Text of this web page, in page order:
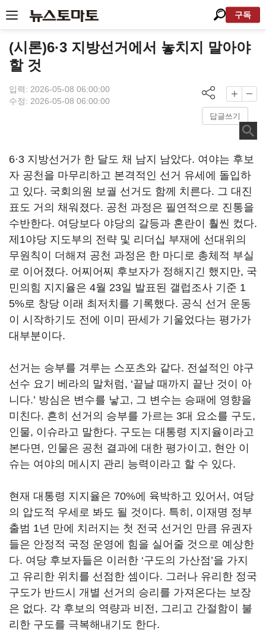
구독
(시론)6·3 지방선거에서 놓치지 말아야
할 것
입력: 2026-05-08 06:00:00
수정: 2026-05-08 06:00:00
답글쓰기
6·3 지방선거가 한 달도 채 남지 남았다. 여야는 후보
자 공천을 마무리하고 본격적인 선거 유세에 돌입하
고 있다. 국회의원 보궐 선거도 함께 치른다. 그 대진
표도 거의 채워졌다. 공천 과정은 필연적으로 진통을
수반한다. 여당보다 야당의 갈등과 혼란이 훨씬 컸다.
제1야당 지도부의 전략 및 리더십 부재에 선대위의
무원칙이 더해져 공천 과정은 한 마디로 총체적 부실
로 이어졌다. 어찌어찌 후보자가 정해지긴 했지만, 국
민의힘 지지율은 4월 23일 발표된 갤럽조사 기준 1
5%로 창당 이래 최저치를 기록했다. 공식 선거 운동
이 시작하기도 전에 이미 판세가 기울었다는 평가가
대부분이다.
선거는 승부를 겨루는 스포츠와 같다. 전설적인 야구
선수 요기 베라의 말처럼, ‘끝날 때까지 끝난 것이 아
니다.’ 방심은 변수를 낳고, 그 변수는 승패에 영향을
미친다. 흔히 선거의 승부를 가르는 3대 요소를 구도,
인물, 이슈라고 말한다. 구도는 대통령 지지율이라고
본다면, 인물은 공천 결과에 대한 평가이고, 현안 이
슈는 여야의 메시지 관리 능력이라고 할 수 있다.
현재 대통령 지지율은 70%에 육박하고 있어서, 여당
의 압도적 우세로 봐도 될 것이다. 특히, 이재명 정부
출범 1년 만에 치러지는 첫 전국 선거인 만큼 유권자
들은 안정적 국정 운영에 힘을 실어줄 것으로 예상한
다. 여당 후보자들은 이러한 ‘구도의 가산점’을 가지
고 유리한 위치를 선점한 셈이다. 그러나 유리한 정국
구도가 반드시 개별 선거의 승리를 가져온다는 보장
은 없다. 각 후보의 역량과 비전, 그리고 간절함이 불
리한 구도를 극복해내기도 한다.